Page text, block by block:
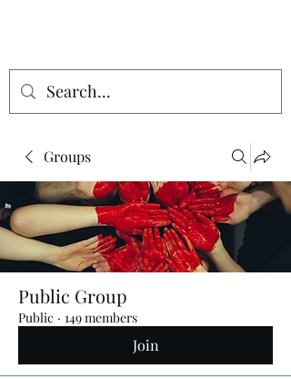
Groups
Public Group
Public · 149 members
Join